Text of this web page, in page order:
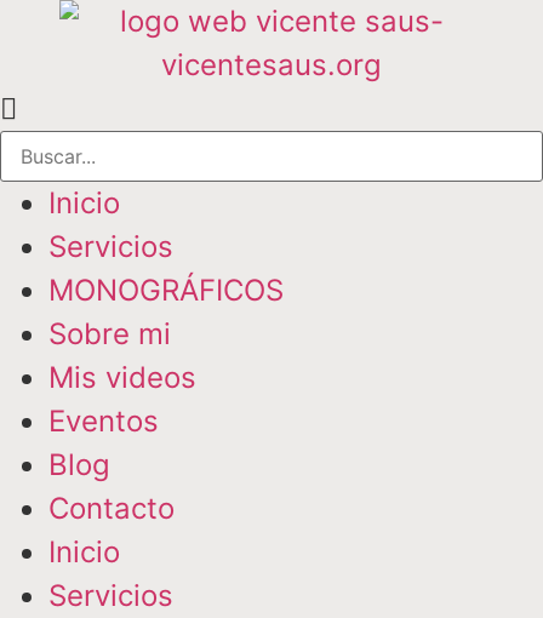
Inicio
Servicios
MONOGRÁFICOS
Sobre mi
Mis videos
Eventos
Blog
Contacto
Inicio
Servicios